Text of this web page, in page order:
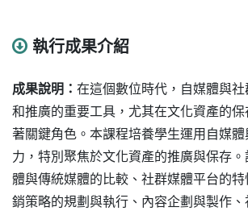
執行成果介紹
成果說明： 在這個數位時代，自媒體與
和推廣的重要工具，尤其在文化資產的
著關鍵角色。本課程培養學生運用自媒
力，特別聚焦於文化資產的推廣與保存
體與傳統媒體的比較、社群媒體平台的
銷策略的規劃與執行、內容企劃與製作